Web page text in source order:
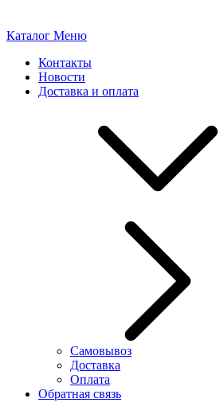
Каталог Меню
Контакты
Новости
Доставка и оплата
Самовывоз
Доставка
Оплата
Обратная связь